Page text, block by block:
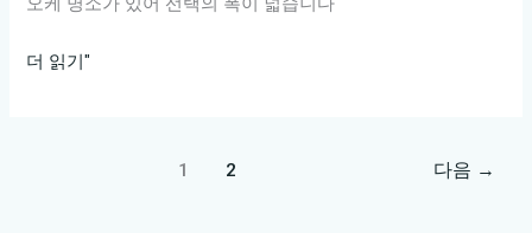
강
더 읽기"
1 2 다음 →